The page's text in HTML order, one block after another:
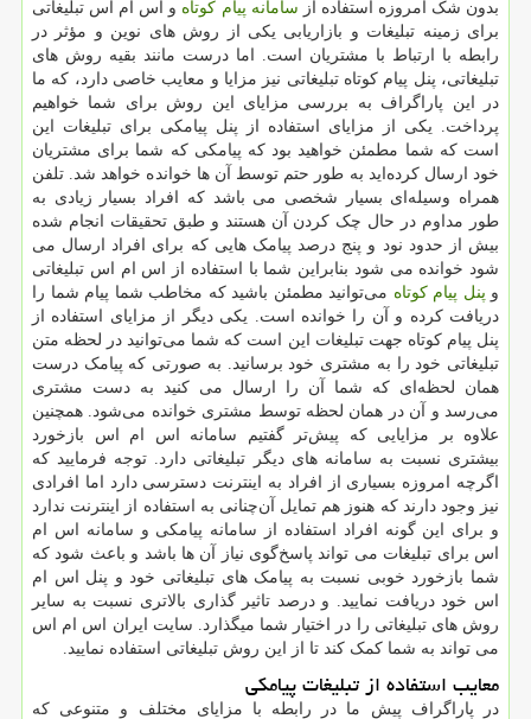
بدون شک امروزه استفاده از سامانه پیام کوتاه و اس ‌ام ‌اس تبلیغاتی
برای زمینه تبلیغات و بازاریابی یکی از روش ‌های نوین و مؤثر در
رابطه با ارتباط با مشتریان است. اما درست مانند بقیه روش های
تبلیغاتی، پنل پیام کوتاه تبلیغاتی نیز مزایا و معایب خاصی دارد، که ما
در این پاراگراف به بررسی مزایای این روش برای شما خواهیم
پرداخت. یکی از مزایای استفاده از پنل پیامکی برای تبلیغات این
است که شما مطمئن خواهید بود که پیامکی که شما برای مشتریان
خود ارسال کرده‌اید به‌ طور حتم توسط آن ‌ها خوانده خواهد شد. تلفن
همراه وسیله‌ای بسیار شخصی می باشد که افراد بسیار زیادی به
طور مداوم در حال چک کردن آن هستند و طبق تحقیقات انجام‌ شده
بیش از حدود نود و پنج درصد پیامک‌ هایی که برای افراد ارسال می
شود خوانده می شود بنابراین شما با استفاده از اس ام اس تبلیغاتی
و پنل پیام کوتاه می‌توانید مطمئن باشید که مخاطب شما پیام شما را
دریافت کرده و آن را خوانده است. یکی دیگر از مزایای استفاده از
پنل پیام کوتاه جهت تبلیغات این است که شما می‌توانید در لحظه متن
تبلیغاتی خود را به مشتری خود برسانید. به صورتی که پیامک درست
همان لحظه‌ای که شما آن را ارسال می کنید به دست مشتری
می‌رسد و آن در همان لحظه توسط مشتری خوانده می‌شود. همچنین
علاوه بر مزایایی که پیش‌تر گفتیم سامانه اس ام اس بازخورد
بیشتری نسبت به سامانه ‌های دیگر تبلیغاتی دارد. توجه فرمایید که
اگرچه امروزه بسیاری از افراد به اینترنت دسترسی دارد اما افرادی
نیز وجود دارند که هنوز هم تمایل آن‌چنانی به استفاده از اینترنت ندارد
و برای این‌ گونه افراد استفاده از سامانه پیامکی و سامانه اس ام
اس برای تبلیغات می تواند پاسخ‌گوی نیاز آن ‌ها باشد و باعث شود که
شما بازخورد خوبی نسبت به پیامک‌ های تبلیغاتی خود و پنل اس ام
اس خود دریافت نمایید. و درصد تاثیر گذاری بالاتری نسبت به سایر
روش های تبلیغاتی را در اختیار شما میگذارد. سایت ایران اس ام اس
می تواند به شما کمک کند تا از این روش تبلیغاتی استفاده نمایید.
معایب استفاده از تبلیغات پیامکی
در پاراگراف پیش ما در رابطه با مزایای مختلف و متنوعی که